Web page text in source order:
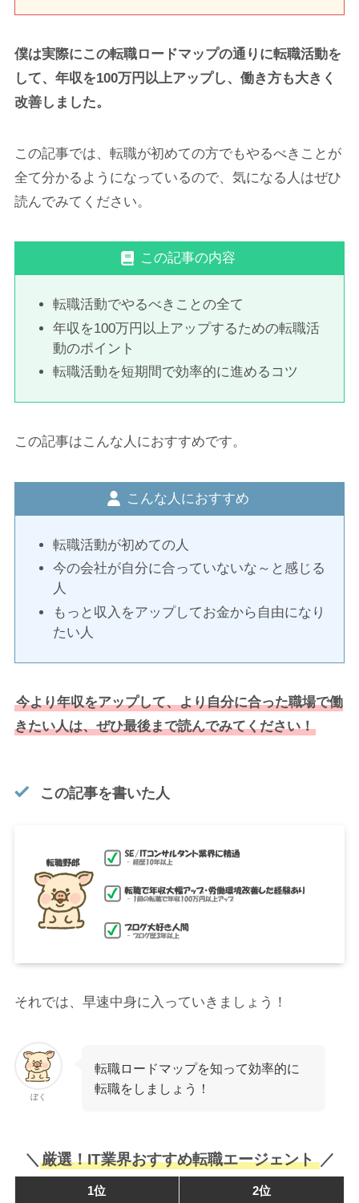
僕は実際にこの転職ロードマップの通りに転職活動を
して、年収を100万円以上アップし、働き方も大きく
改善しました。
この記事では、転職が初めての方でもやるべきことが
全て分かるようになっているので、気になる人はぜひ
読んでみてください。
この記事の内容
転職活動でやるべきことの全て
年収を100万円以上アップするための転職活
動のポイント
転職活動を短期間で効率的に進めるコツ
この記事はこんな人におすすめです。
こんな人におすすめ
転職活動が初めての人
今の会社が自分に合っていないな～と感じる
人
もっと収入をアップしてお金から自由になり
たい人
今より年収をアップして、より自分に合った職場で働
きたい人は、ぜひ最後まで読んでみてください！
この記事を書いた人
それでは、早速中身に入っていきましょう！
ぼく
転職ロードマップを知って効率的に
転職をしましょう！
＼ 厳選！IT業界おすすめ転職エージェント／
1位 2位